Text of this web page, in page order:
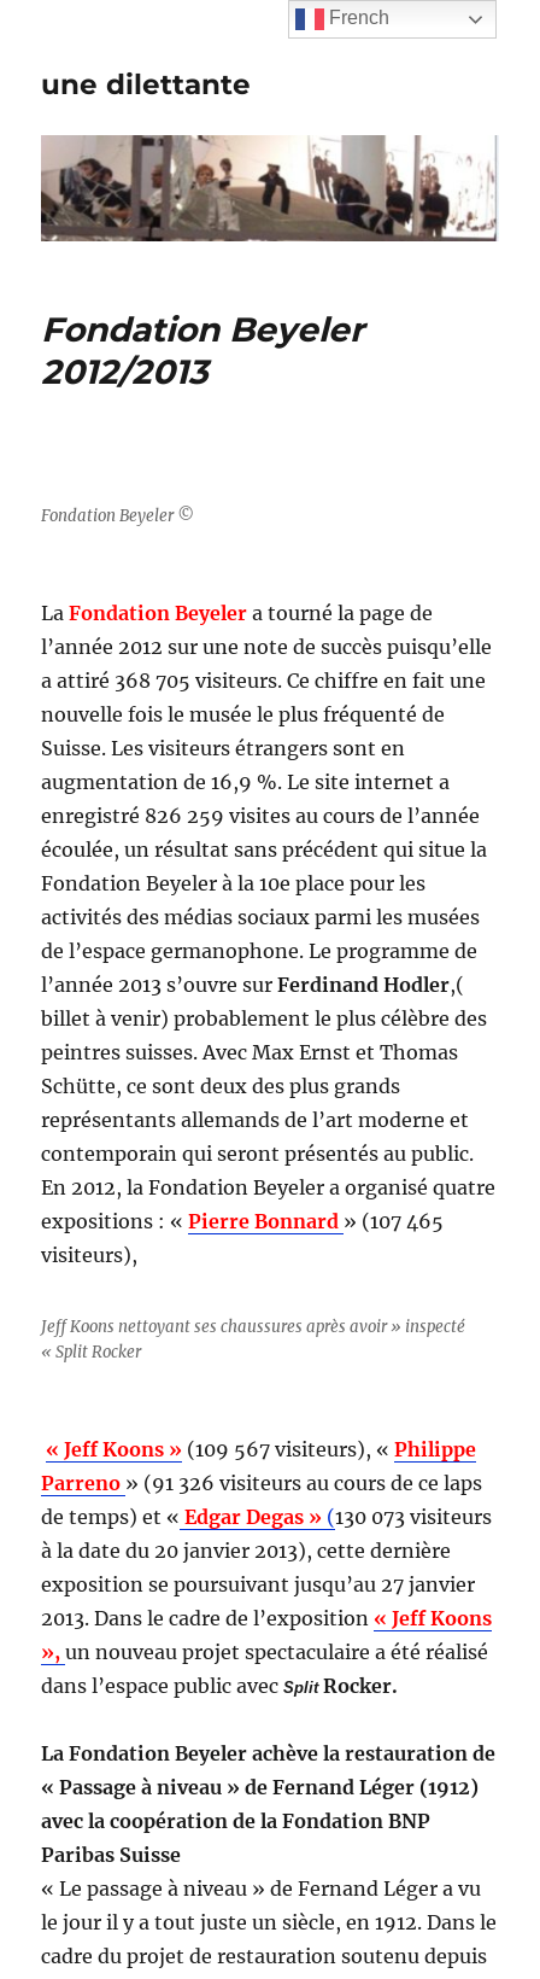
une dilettante
Fondation Beyeler
2012/2013
Fondation Beyeler ©
LaFondation Beyeler a tourné la page de
l’année 2012 sur une note de succès puisqu’elle
a attiré 368 705 visiteurs. Ce chiffre en fait une
nouvelle fois le musée le plus fréquenté de
Suisse. Les visiteurs étrangers sont en
augmentation de 16,9 %. Le site internet a
enregistré 826 259 visites au cours de l’année
écoulée, un résultat sans précédent qui situe la
Fondation Beyeler à la 10e place pour les
activités des médias sociaux parmi les musées
de l’espace germanophone. Le programme de
l’année 2013 s’ouvre surFerdinand Hodler,(
billet à venir) probablement le plus célèbre des
peintres suisses. Avec Max Ernst et Thomas
Schütte, ce sont deux des plus grands
représentants allemands de l’art moderne et
contemporain qui seront présentés au public.
En 2012, la Fondation Beyeler a organisé quatre
expositions : «Pierre Bonnard » (107 465
visiteurs),
Jeff Koons nettoyant ses chaussures après avoir » inspecté
« Split Rocker
« Jeff Koons » (109 567 visiteurs), «Philippe
Parreno » (91 326 visiteurs au cours de ce laps
de temps) et « Edgar Degas » (130 073 visiteurs
à la date du 20 janvier 2013), cette dernière
exposition se poursuivant jusqu’au 27 janvier
2013. Dans le cadre de l’exposition« Jeff Koons
»,un nouveau projet spectaculaire a été réalisé
dans l’espace public avecSplitRocker.
La Fondation Beyeler achève la restauration de
« Passage à niveau » de Fernand Léger (1912)
avec la coopération de la Fondation BNP
Paribas Suisse
« Le passage à niveau » de Fernand Léger a vu
le jour il y a tout juste un siècle, en 1912. Dans le
cadre du projet de restauration soutenu depuis
French